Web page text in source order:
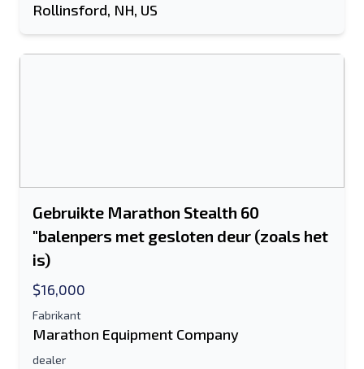
Rollinsford, NH, US
Gebruikte Marathon Stealth 60
"balenpers met gesloten deur (zoals het
is)
$16,000
Fabrikant
Marathon Equipment Company
dealer